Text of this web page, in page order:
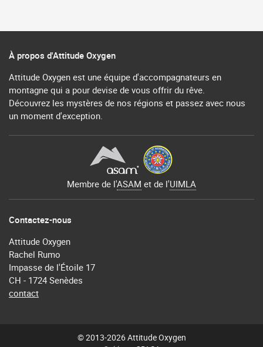
À propos d'Attitude Oxygen
Attitude Oxygen est une équipe d'accompagnateurs en
montagne qui a pour devise de vous offrir du rêve.
Découvrez les mystères de nos régions et passez avec nous
un moment d'exception.
Membre de l'ASAM et de l'UIMLA
Contactez-nous
Attitude Oxygen
Rachel Rumo
Impasse de l'Étoile 17
CH - 1724 Senèdes
contact
© 2013-2026 Attitude Oxygen